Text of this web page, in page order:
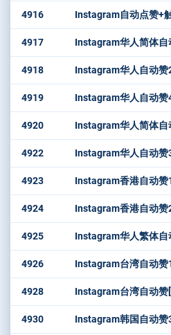
4916 Instagram自动点赞+
4917 Instagram华人简体
4918 Instagram华人自动赞
4919 Instagram华人自动
4920 Instagram华人简体
4922 Instagram华人自动
4923 Instagram香港自动赞
4924 Instagram香港自动赞
4925 Instagram华人繁体
4926 Instagram台湾自动赞
4928 Instagram台湾自动
4930 Instagram韩国自动赞